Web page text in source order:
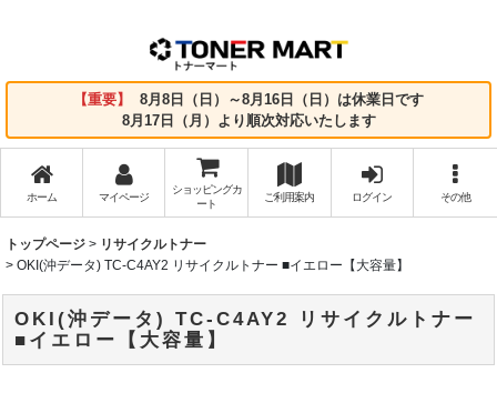
【重要】
8月8日（日）～8月16日（日）は休業日です
8月17日（月）より順次対応いたします
ホーム マイページ
ショッピングカ
ート
ご利用案内 ログイン その他
トップページ > リサイクルトナー
> OKI(沖データ) TC-C4AY2 リサイクルトナー ■イエロー【大容量】
OKI(沖データ) TC-C4AY2 リサイクルトナー
■イエロー【大容量】